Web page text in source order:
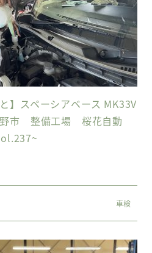
】スペーシアベース MK33V
市 整備工場 桜花自動
車検